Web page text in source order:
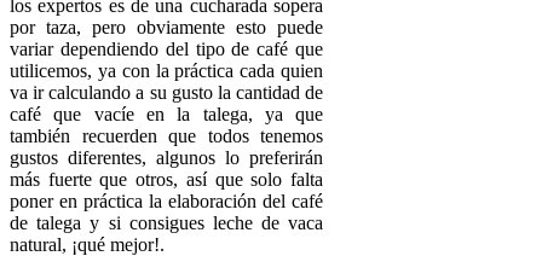
los expertos es de una cucharada sopera
por taza, pero obviamente esto puede
variar dependiendo del tipo de café que
utilicemos, ya con la práctica cada quien
va ir calculando a su gusto la cantidad de
café que vacíe en la talega, ya que
también recuerden que todos tenemos
gustos diferentes, algunos lo preferirán
más fuerte que otros, así que solo falta
poner en práctica la elaboración del café
de talega y si consigues leche de vaca
natural, ¡qué mejor!.